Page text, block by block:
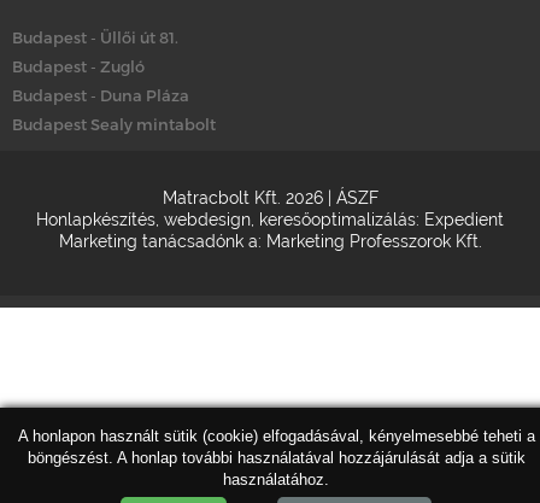
Budapest - Üllői út 81.
Budapest - Zugló
Budapest - Duna Pláza
Budapest Sealy mintabolt
Matracbolt Kft. 2026 | ÁSZF
Honlapkészítés, webdesign, keresőoptimalizálás: Expedient
Marketing tanácsadónk a: Marketing Professzorok Kft.
A honlapon használt sütik (cookie) elfogadásával, kényelmesebbé teheti a
böngészést. A honlap további használatával hozzájárulását adja a sütik
használatához.